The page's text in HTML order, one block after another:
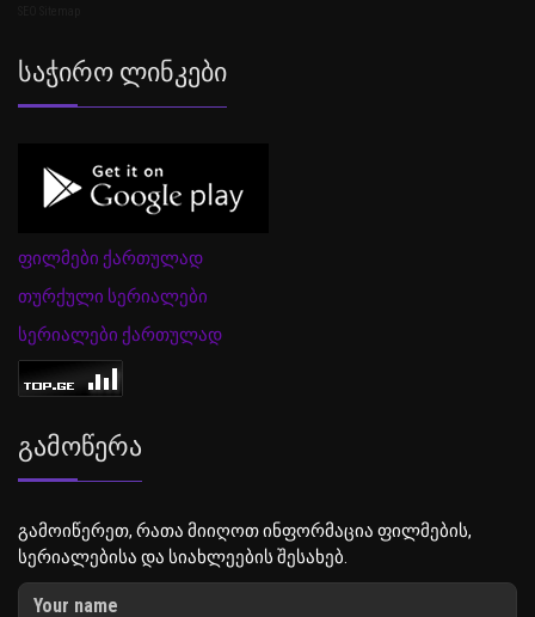
Საჭირო Ლინკები
ფილმები ქართულად
თურქული სერიალები
სერიალები ქართულად
Გამოწერა
გამოიწერეთ, რათა მიიღოთ ინფორმაცია ფილმების,
სერიალებისა და სიახლეების შესახებ.